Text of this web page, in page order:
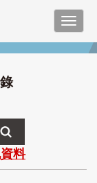
料